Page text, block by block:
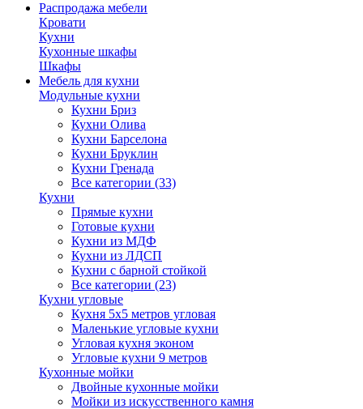
Распродажа мебели
Кровати
Кухни
Кухонные шкафы
Шкафы
Мебель для кухни
Модульные кухни
Кухни Бриз
Кухни Олива
Кухни Барселона
Кухни Бруклин
Кухни Гренада
Все категории (33)
Кухни
Прямые кухни
Готовые кухни
Кухни из МДФ
Кухни из ЛДСП
Кухни с барной стойкой
Все категории (23)
Кухни угловые
Кухня 5х5 метров угловая
Маленькие угловые кухни
Угловая кухня эконом
Угловые кухни 9 метров
Кухонные мойки
Двойные кухонные мойки
Мойки из искусственного камня